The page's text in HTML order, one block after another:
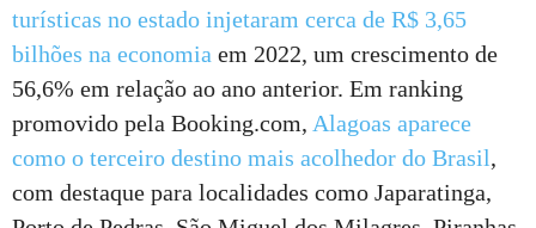
turísticas no estado injetaram cerca de R$ 3,65
bilhões na economia em 2022, um crescimento de
56,6% em relação ao ano anterior. Em ranking
promovido pela Booking.com, Alagoas aparece
como o terceiro destino mais acolhedor do Brasil,
com destaque para localidades como Japaratinga,